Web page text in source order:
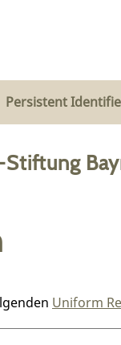
Persistent
Stiftung
Uniform